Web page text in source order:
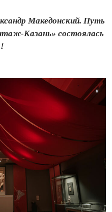
Македонский. Путь
Казань» состоялась